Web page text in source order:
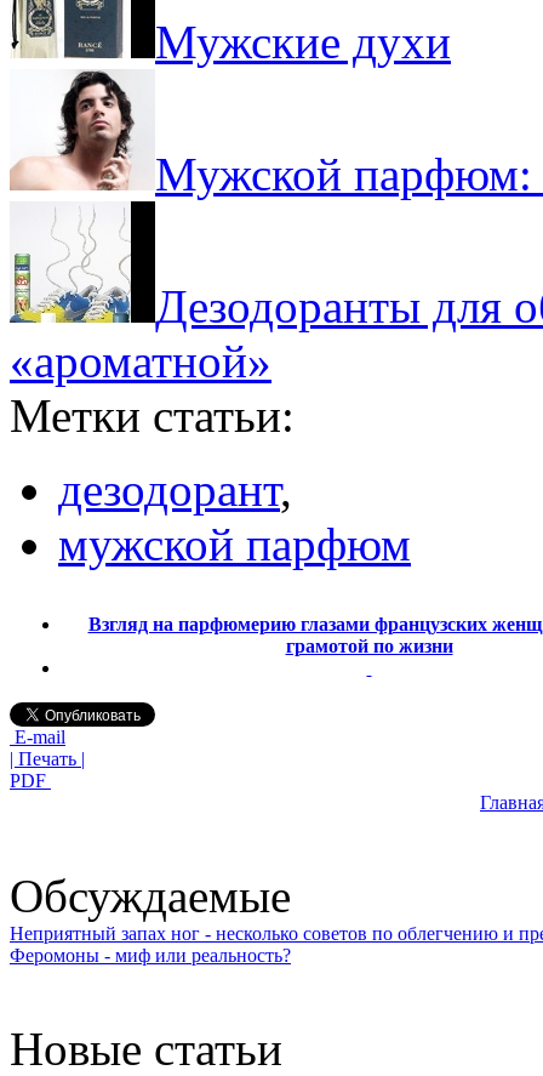
Мужские духи
Мужской парфюм:
Дезодоранты для
«ароматной»
Метки статьи:
дезодорант,
мужской парфюм
Взгляд на парфюмерию глазами французских
грамотой по жизни
E-mail
| Печать |
PDF
Обсуждаемые
Неприятный запах ног - несколько советов по облегчению и
Феромоны - миф или реальность?
Новые статьи